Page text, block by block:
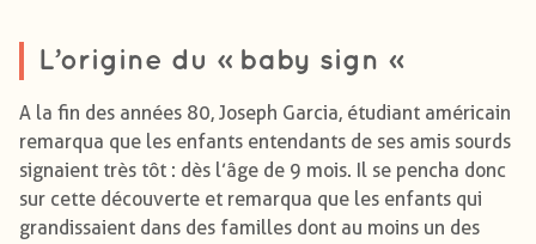
L’origine du « baby sign »
A la fin des années 80, Joseph Garcia, étudiant américain
remarqua que les enfants entendants de ses amis sourds
signaient très tôt : dès l’âge de 9 mois. Il se pencha donc
sur cette découverte et remarqua que les enfants qui
grandissaient dans des familles dont au moins un des